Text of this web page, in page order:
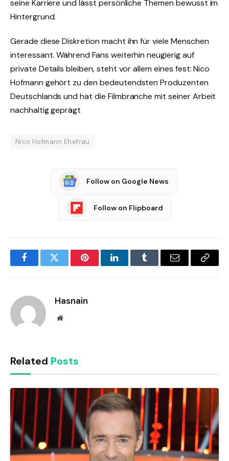
seine Karriere und lässt persönliche Themen bewusst im
Hintergrund.
Gerade diese Diskretion macht ihn für viele Menschen
interessant. Während Fans weiterhin neugierig auf
private Details bleiben, steht vor allem eines fest: Nico
Hofmann gehört zu den bedeutendsten Produzenten
Deutschlands und hat die Filmbranche mit seiner Arbeit
nachhaltig geprägt
Nico Hofmann Ehefrau
Follow on Google News
Follow on Flipboard
FacebookTwitter PinterestLinkedInTumblr Email
Copy
Hasnain
Website
Related Posts